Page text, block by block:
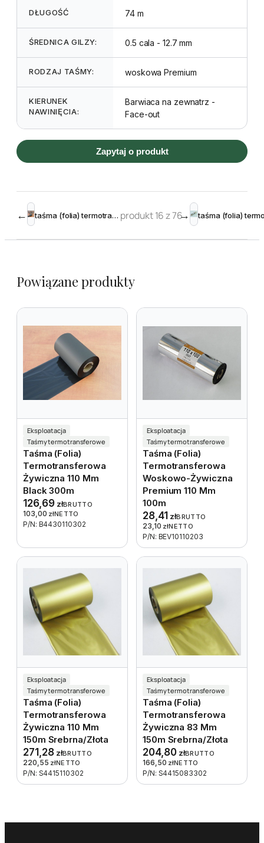
DŁUGOŚĆ 74 m
ŚREDNICA GILZY: 0.5 cala - 12.7 mm
RODZAJ TAŚMY: woskowa Premium
KIERUNEK
NAWINIĘCIA:
Barwiaca na zewnatrz -
Face-out
Zapytaj o produkt
← taśma (folia) termotransferowa woskowa premium 55 mm 300m Black produkt 16 z 76→
Powiązane produkty
Eksploatacja
Taśmy termotransferowe
Taśma (folia)
Termotransferowa
Żywiczna 110 Mm
Black 300m
126,69 złBRUTTO
103,00 złNETTO
P/N: B4430110302
Eksploatacja
Taśmy termotransferowe
Taśma (folia)
Termotransferowa
Woskowo-Żywiczna
Premium 110 Mm
100m
28,41 złBRUTTO
23,10 złNETTO
P/N: BEV10110203
Eksploatacja
Taśmy termotransferowe
Taśma (folia)
Termotransferowa
Żywiczna 110 Mm
150m Srebrna/złota
271,28 złBRUTTO
220,55 złNETTO
P/N: S4415110302
Eksploatacja
Taśmy termotransferowe
Taśma (folia)
Termotransferowa
Żywiczna 83 Mm
150m Srebrna/złota
204,80 złBRUTTO
166,50 złNETTO
P/N: S4415083302